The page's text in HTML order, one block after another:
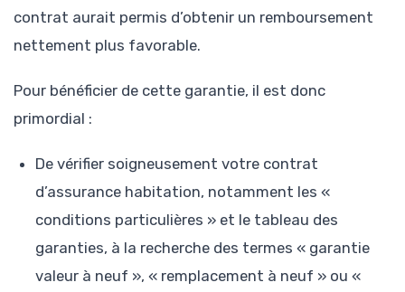
contrat aurait permis d’obtenir un remboursement
nettement plus favorable.
Pour bénéficier de cette garantie, il est donc
primordial :
De vérifier soigneusement votre contrat
d’assurance habitation, notamment les «
conditions particulières » et le tableau des
garanties, à la recherche des termes « garantie
valeur à neuf », « remplacement à neuf » ou «